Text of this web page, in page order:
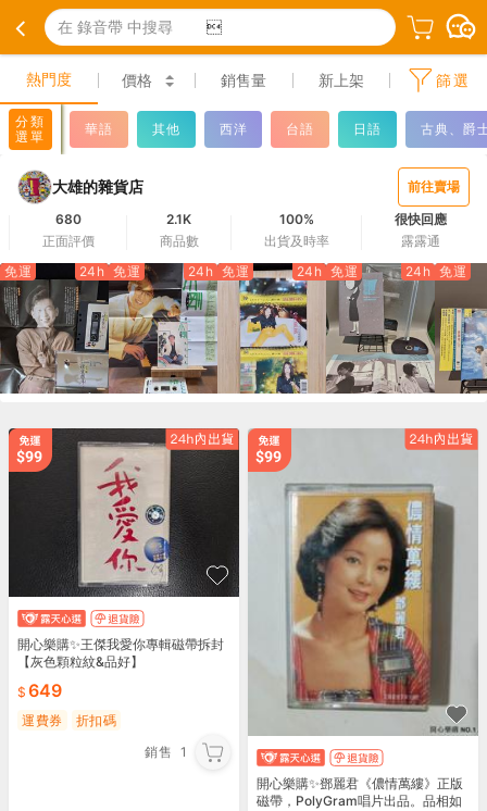
在 錄音帶 中搜尋 
熱門度 價格 銷售量 新上架 篩選
分類
選單
華語 其他 西洋 台語 日語 古典、爵
大雄的雜貨店
前往賣場
680
正面評價
2.1K
商品數
100%
出貨及時率
很快回應
露露通
免運
24h 免運 24h 免運 24h 免運 24h 免運
開心樂購✨王傑我愛你專輯磁帶拆封
【灰色顆粒紋&品好】
649
運費券
折扣碼
銷售 1
開心樂購✨鄧麗君《儂情萬縷》正版
磁帶，PolyGram唱片出品。品相如